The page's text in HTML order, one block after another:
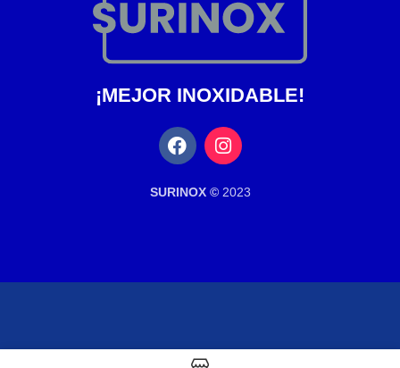
¡MEJOR INOXIDABLE!
SURINOX © 2023